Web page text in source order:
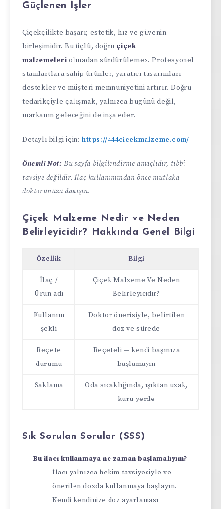
Güçlenen İşler
Çiçekçilikte başarı; estetik, hız ve güvenin
birleşimidir. Bu üçlü, doğru çiçek
malzemeleri olmadan sürdürülemez. Profesyonel
standartlara sahip ürünler, yaratıcı tasarımları
destekler ve müşteri memnuniyetini artırır. Doğru
tedarikçiyle çalışmak, yalnızca bugünü değil,
markanın geleceğini de inşa eder.
Detaylı bilgi için: https://444cicekmalzeme.com/
Önemli Not: Bu sayfa bilgilendirme amaçlıdır, tıbbi
tavsiye değildir. İlaç kullanımından önce mutlaka
doktorunuza danışın.
Çiçek Malzeme Nedir ve Neden
Belirleyicidir? Hakkında Genel Bilgi
Özellik Bilgi
İlaç /
Ürün adı
Çiçek Malzeme Ve Neden
Belirleyicidir?
Kullanım
şekli
Doktor önerisiyle, belirtilen
doz ve sürede
Reçete
durumu
Reçeteli — kendi başınıza
başlamayın
Saklama
Oda sıcaklığında, ışıktan uzak,
kuru yerde
Sık Sorulan Sorular (SSS)
Bu ilacı kullanmaya ne zaman başlamalıyım?
İlacı yalnızca hekim tavsiyesiyle ve
önerilen dozda kullanmaya başlayın.
Kendi kendinize doz ayarlaması